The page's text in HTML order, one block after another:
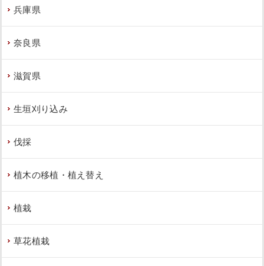
兵庫県
奈良県
滋賀県
生垣刈り込み
伐採
植木の移植・植え替え
植栽
草花植栽